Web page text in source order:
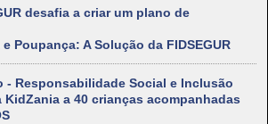
desafia a criar um plano de
Poupança: A Solução da FIDSEGUR
- Responsabilidade Social e Inclusão
a 40 crianças acompanhadas